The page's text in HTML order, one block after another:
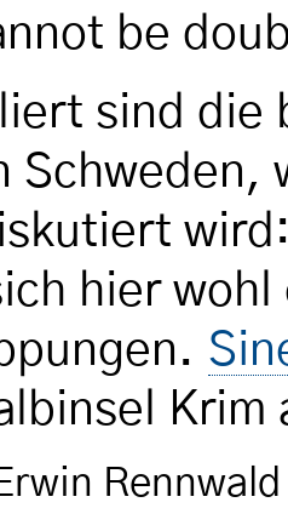
be
sind die
Schweden,
hier
Krim